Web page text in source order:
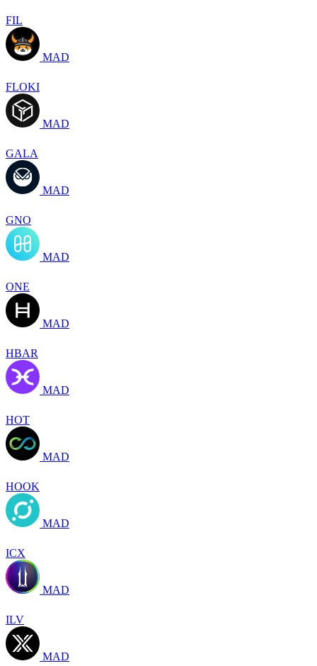
FIL
MAD
FLOKI
MAD
GALA
MAD
GNO
MAD
ONE
MAD
HBAR
MAD
HOT
MAD
HOOK
MAD
ICX
MAD
ILV
MAD